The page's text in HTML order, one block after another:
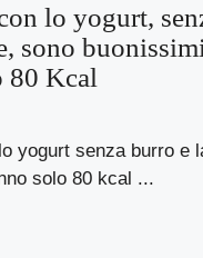
lo yogurt,
sono
80 Kcal
yogurt senza burro e
solo 80 kcal ...